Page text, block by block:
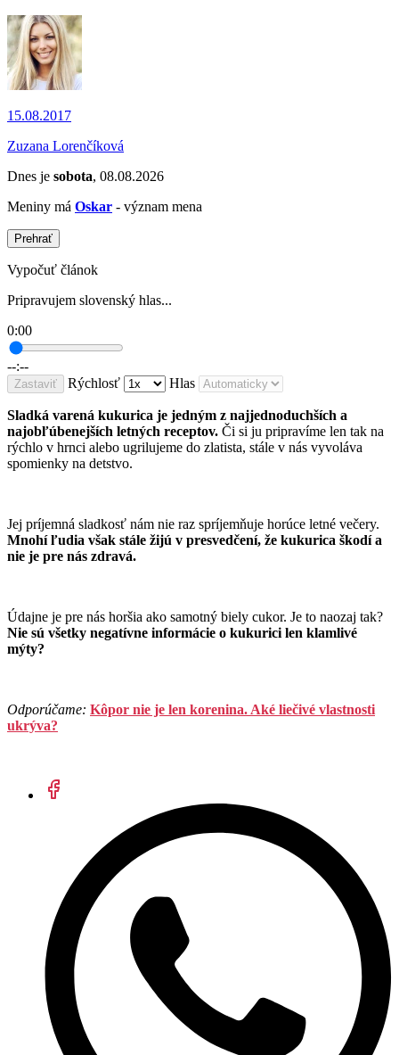
15.08.2017
Zuzana Lorenčíková
Dnes je sobota, 08.08.2026
Meniny má Oskar - význam mena
Prehrať
Vypočuť článok
Pripravujem slovenský hlas...
0:00
--:--
Zastaviť Rýchlosť Hlas
Sladká varená kukurica je jedným z najjednoduchších a
najobľúbenejších letných receptov. Či si ju pripravíme len tak na
rýchlo v hrnci alebo ugrilujeme do zlatista, stále v nás vyvoláva
spomienky na detstvo.
Jej príjemná sladkosť nám nie raz spríjemňuje horúce letné večery.
Mnohí ľudia však stále žijú v presvedčení, že kukurica škodí a
nie je pre nás zdravá.
Údajne je pre nás horšia ako samotný biely cukor. Je to naozaj tak?
Nie sú všetky negatívne informácie o kukurici len klamlivé
mýty?
Odporúčame: Kôpor nie je len korenina. Aké liečivé vlastnosti
ukrýva?